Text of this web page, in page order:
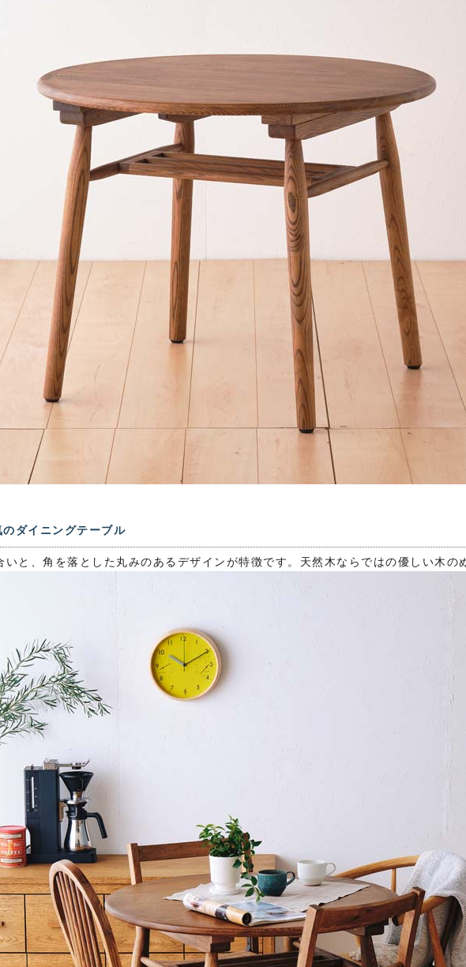
ダイニングテーブル
いと、角を落とした丸みのあるデザインが特徴です。天然木ならではの優しい木の